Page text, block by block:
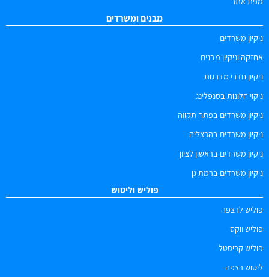
מבנים ומשרדים
ניקיון משרדים
אחזקה וניקיון מבנים
ניקיון חדרי מדרגות
ניקוי חלונות בסנפלינג
ניקיון משרדים בפתח תקווה
ניקיון משרדים בהרצליה
ניקיון משרדים בראשון לציון
ניקיון משרדים ברמת גן
פוליש וליטוש
פוליש לרצפה
פוליש ווקס
פוליש קריסטל
ליטוש רצפה